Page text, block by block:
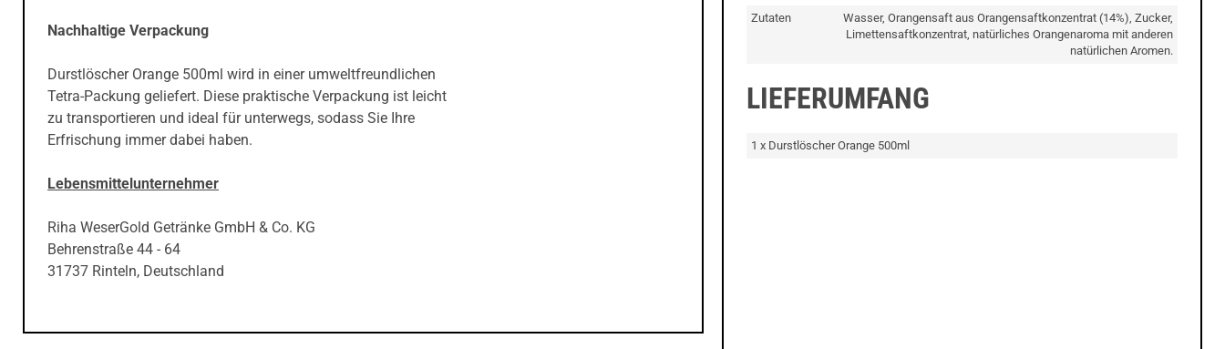
Nachhaltige Verpackung
Durstlöscher Orange 500ml wird in einer umweltfreundlichen
Tetra-Packung geliefert. Diese praktische Verpackung ist leicht
zu transportieren und ideal für unterwegs, sodass Sie Ihre
Erfrischung immer dabei haben.
Lebensmittelunternehmer
Riha WeserGold Getränke GmbH & Co. KG
Behrenstraße 44 - 64
31737 Rinteln, Deutschland
Zutaten
Wasser, Orangensaft aus Orangensaftkonzentrat (14%), Zucker,
Limettensaftkonzentrat, natürliches Orangenaroma mit anderen
natürlichen Aromen.
LIEFERUMFANG
1 x Durstlöscher Orange 500ml